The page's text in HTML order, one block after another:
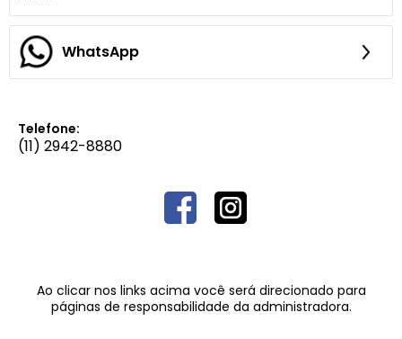
WhatsApp
Telefone:
(11) 2942-8880
Ao clicar nos links acima você será direcionado para
páginas de responsabilidade da administradora.